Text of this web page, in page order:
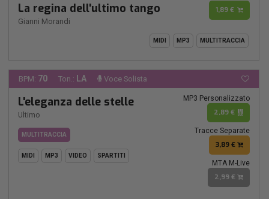
La regina dell'ultimo tango
Gianni Morandi
1,89 €
MIDI MP3 MULTITRACCIA
BPM: 70 Ton.: LA Voce Solista
L'eleganza delle stelle
Ultimo
MULTITRACCIA
MIDI MP3 VIDEO SPARTITI
MP3 Personalizzato
2,89 €
Tracce Separate
3,89 €
MTA M-Live
2,99 €